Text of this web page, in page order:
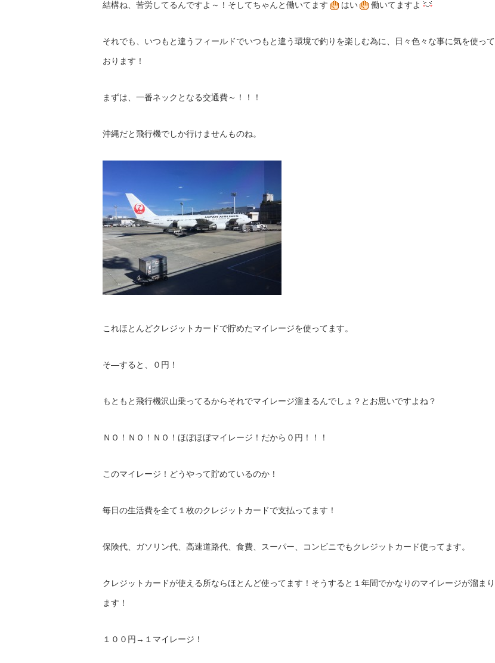
結構ね、苦労してるんですよ～！そしてちゃんと働いてます はい 働いてますよ
それでも、いつもと違うフィールドでいつもと違う環境で釣りを楽しむ為に、日々色々な事に気を使って
おります！
まずは、一番ネックとなる交通費～！！！
沖縄だと飛行機でしか行けませんものね。
これほとんどクレジットカードで貯めたマイレージを使ってます。
そ―すると、０円！
もともと飛行機沢山乗ってるからそれでマイレージ溜まるんでしょ？とお思いですよね？
ＮＯ！ＮＯ！ＮＯ！ほぼほぼマイレージ！だから０円！！！
このマイレージ！どうやって貯めているのか！
毎日の生活費を全て１枚のクレジットカードで支払ってます！
保険代、ガソリン代、高速道路代、食費、スーパー、コンビニでもクレジットカード使ってます。
クレジットカードが使える所ならほとんど使ってます！そうすると１年間でかなりのマイレージが溜まり
ます！
１００円→１マイレージ！